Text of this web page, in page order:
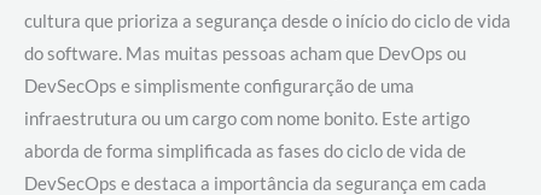
cultura que prioriza a segurança desde o início do ciclo de vida
do software. Mas muitas pessoas acham que DevOps ou
DevSecOps e simplismente configurarção de uma
infraestrutura ou um cargo com nome bonito. Este artigo
aborda de forma simplificada as fases do ciclo de vida de
DevSecOps e destaca a importância da segurança em cada